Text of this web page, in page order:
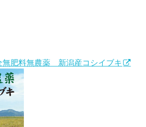
肥料無農薬 新潟産コシイブキ